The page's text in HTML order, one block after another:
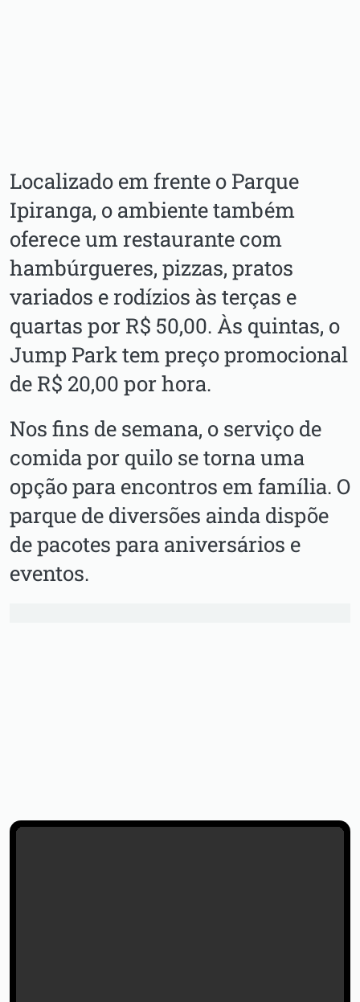
Localizado em frente o Parque
Ipiranga, o ambiente também
oferece um restaurante com
hambúrgueres, pizzas, pratos
variados e rodízios às terças e
quartas por R$ 50,00. Às quintas, o
Jump Park tem preço promocional
de R$ 20,00 por hora.
Nos fins de semana, o serviço de
comida por quilo se torna uma
opção para encontros em família. O
parque de diversões ainda dispõe
de pacotes para aniversários e
eventos.